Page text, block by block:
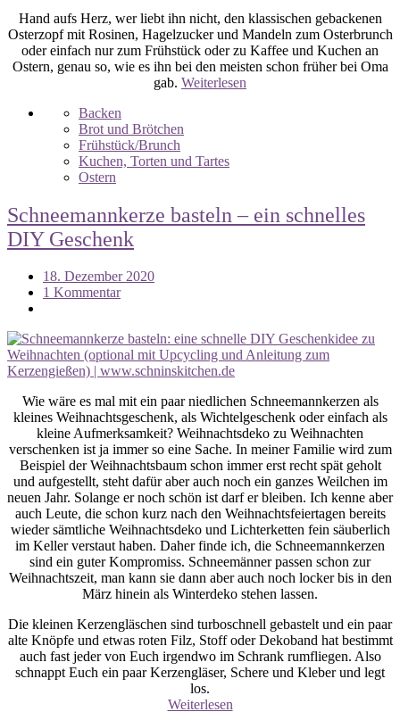
Hand aufs Herz, wer liebt ihn nicht, den klassischen gebackenen
Osterzopf mit Rosinen, Hagelzucker und Mandeln zum Osterbrunch
oder einfach nur zum Frühstück oder zu Kaffee und Kuchen an
Ostern, genau so, wie es ihn bei den meisten schon früher bei Oma
gab. Weiterlesen
Backen
Brot und Brötchen
Frühstück/Brunch
Kuchen, Torten und Tartes
Ostern
Schneemannkerze basteln – ein schnelles
DIY Geschenk
18. Dezember 2020
1 Kommentar
Wie wäre es mal mit ein paar niedlichen Schneemannkerzen als
kleines Weihnachtsgeschenk, als Wichtelgeschenk oder einfach als
kleine Aufmerksamkeit? Weihnachtsdeko zu Weihnachten
verschenken ist ja immer so eine Sache. In meiner Familie wird zum
Beispiel der Weihnachtsbaum schon immer erst recht spät geholt
und aufgestellt, steht dafür aber auch noch ein ganzes Weilchen im
neuen Jahr. Solange er noch schön ist darf er bleiben. Ich kenne aber
auch Leute, die schon kurz nach den Weihnachtsfeiertagen bereits
wieder sämtliche Weihnachtsdeko und Lichterketten fein säuberlich
im Keller verstaut haben. Daher finde ich, die Schneemannkerzen
sind ein guter Kompromiss. Schneemänner passen schon zur
Weihnachtszeit, man kann sie dann aber auch noch locker bis in den
März hinein als Winterdeko stehen lassen.
Die kleinen Kerzengläschen sind turboschnell gebastelt und ein paar
alte Knöpfe und etwas roten Filz, Stoff oder Dekoband hat bestimmt
auch fast jeder von Euch irgendwo im Schrank rumfliegen. Also
schnappt Euch ein paar Kerzengläser, Schere und Kleber und legt
los.
Weiterlesen